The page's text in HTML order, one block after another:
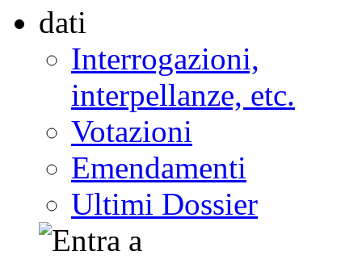
Interrogazioni,
interpellanze, etc.
Votazioni
Emendamenti
Ultimi Dossier